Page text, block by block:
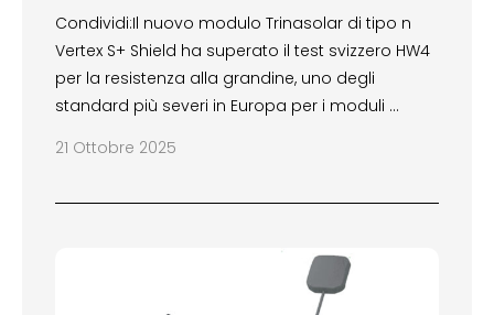
Condividi:Il nuovo modulo Trinasolar di tipo n
Vertex S+ Shield ha superato il test svizzero HW4
per la resistenza alla grandine, uno degli
standard più severi in Europa per i moduli …
21 Ottobre 2025